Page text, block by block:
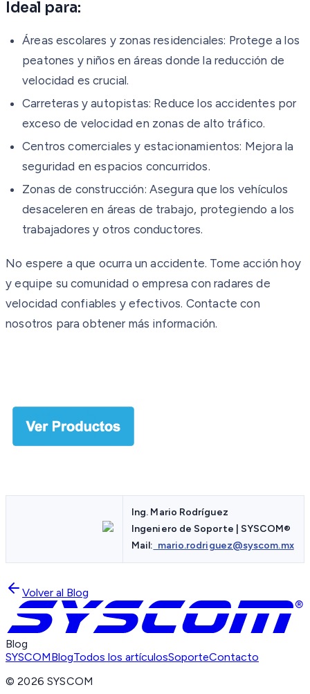
Ideal para:
Áreas escolares y zonas residenciales: Protege a los
peatones y niños en áreas donde la reducción de
velocidad es crucial.
Carreteras y autopistas: Reduce los accidentes por
exceso de velocidad en zonas de alto tráfico.
Centros comerciales y estacionamientos: Mejora la
seguridad en espacios concurridos.
Zonas de construcción: Asegura que los vehículos
desaceleren en áreas de trabajo, protegiendo a los
trabajadores y otros conductores.
No espere a que ocurra un accidente. Tome acción hoy
y equipe su comunidad o empresa con radares de
velocidad confiables y efectivos. Contacte con
nosotros para obtener más información.
Ing. Mario Rodríguez
Ingeniero de Soporte | SYSCOM®
Mail: mario.rodriguez@syscom.mx
Volver al Blog
Blog
SYSCOMBlogTodos los artículosSoporteContacto
©2026 SYSCOM